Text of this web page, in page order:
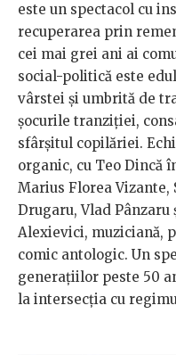
este un spectacol cu
recuperarea prin
cei mai grei ani ai
social-politică este
vârstei și umbrită de
șocurile tranziției,
sfârșitul copilăriei.
organic, cu Teo Dincă
Marius Florea Vizante,
Drugaru, Vlad
Alexievici, muziciană,
comic antologic. Un
generațiilor peste 50
la intersecția cu